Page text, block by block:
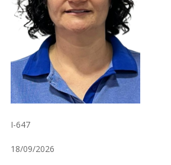
I-647
18/09/2026